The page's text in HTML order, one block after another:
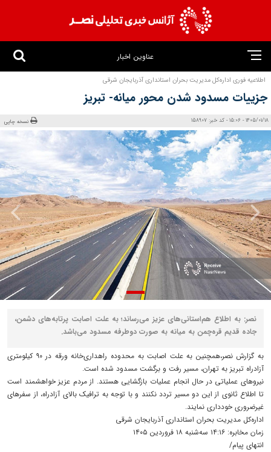
عناوین اخبار
اطلاعیه فوری اداره‌کل مدیریت بحران استانداری آذربایجان شرقی
جزییات مسدود شدن محور میانه- تبریز
1405/01/18 - 15:06 - کد خبر: 158907 نسخه چاپی
نصر: به اطلاع هم‌استانی‌های عزیز می‌رساند؛ به علت اصابت پرتابه‌های دشمن،
جاده قدیم قره‌چمن به میانه به صورت دوطرفه مسدود می‌باشد.
به گزارش نصر،همچنین به علت اصابت به محدوده راهداری‌خانه ورقه در ۹۰ کیلومتری
آزادراه تبریز به تهران، مسیر رفت و برگشت مسدود شده است.
نیروهای عملیاتی در حال انجام عملیات بازگشایی هستند. از مردم عزیز خواهشمند است
تا اطلاع ثانوی از این دو مسیر تردد نکنند و با توجه به ترافیک بالای آزادراه، از سفرهای
غیرضروری خودداری نمایند.
اداره‌کل مدیریت بحران استانداری آذربایجان شرقی
زمان مخابره: ۱۴:۱۶ سه‌شنبه ۱۸ فروردین ۱۴۰۵
انتهای پیام/